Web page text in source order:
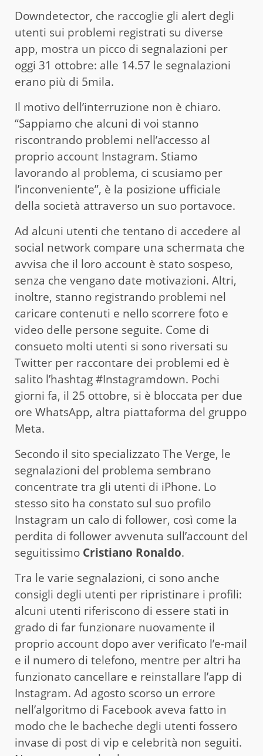
Downdetector, che raccoglie gli alert degli
utenti sui problemi registrati su diverse
app, mostra un picco di segnalazioni per
oggi 31 ottobre: alle 14.57 le segnalazioni
erano più di 5mila.
Il motivo dell’interruzione non è chiaro.
“Sappiamo che alcuni di voi stanno
riscontrando problemi nell’accesso al
proprio account Instagram. Stiamo
lavorando al problema, ci scusiamo per
l’inconveniente”, è la posizione ufficiale
della società attraverso un suo portavoce.
Ad alcuni utenti che tentano di accedere al
social network compare una schermata che
avvisa che il loro account è stato sospeso,
senza che vengano date motivazioni. Altri,
inoltre, stanno registrando problemi nel
caricare contenuti e nello scorrere foto e
video delle persone seguite. Come di
consueto molti utenti si sono riversati su
Twitter per raccontare dei problemi ed è
salito l’hashtag #Instagramdown. Pochi
giorni fa, il 25 ottobre, si è bloccata per due
ore WhatsApp, altra piattaforma del gruppo
Meta.
Secondo il sito specializzato The Verge, le
segnalazioni del problema sembrano
concentrate tra gli utenti di iPhone. Lo
stesso sito ha constato sul suo profilo
Instagram un calo di follower, così come la
perdita di follower avvenuta sull’account del
seguitissimo Cristiano Ronaldo.
Tra le varie segnalazioni, ci sono anche
consigli degli utenti per ripristinare i profili:
alcuni utenti riferiscono di essere stati in
grado di far funzionare nuovamente il
proprio account dopo aver verificato l’e-mail
e il numero di telefono, mentre per altri ha
funzionato cancellare e reinstallare l’app di
Instagram. Ad agosto scorso un errore
nell’algoritmo di Facebook aveva fatto in
modo che le bacheche degli utenti fossero
invase di post di vip e celebrità non seguiti.